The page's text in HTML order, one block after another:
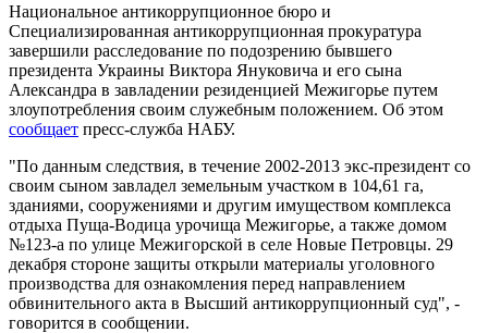
Национальное антикоррупционное бюро и
Специализированная антикоррупционная прокуратура
завершили расследование по подозрению бывшего
президента Украины Виктора Януковича и его сына
Александра в завладении резиденцией Межигорье путем
злоупотребления своим служебным положением. Об этом
сообщает пресс-служба НАБУ.
"По данным следствия, в течение 2002-2013 экс-президент со
своим сыном завладел земельным участком в 104,61 га,
зданиями, сооружениями и другим имуществом комплекса
отдыха Пуща-Водица урочища Межигорье, а также домом
№123-а по улице Межигорской в селе Новые Петровцы. 29
декабря стороне защиты открыли материалы уголовного
производства для ознакомления перед направлением
обвинительного акта в Высший антикоррупционный суд", -
говорится в сообщении.